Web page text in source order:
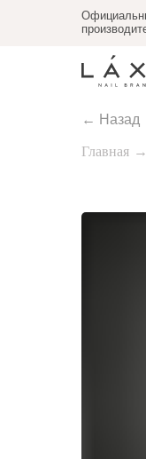
← Назад
Главная →